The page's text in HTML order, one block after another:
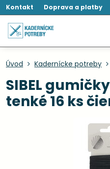
Kontakt Doprava a platby
Úvod Kadernícke potreby
SIBEL
tenké 16 ks